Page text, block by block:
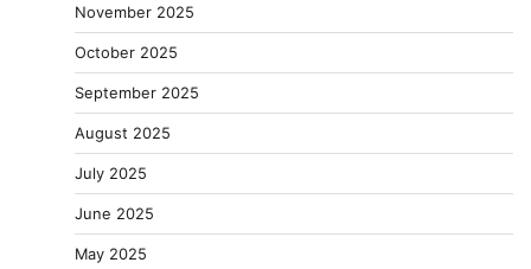
November 2025
October 2025
September 2025
August 2025
July 2025
June 2025
May 2025